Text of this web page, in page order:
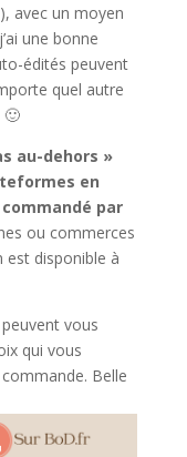
avec un moyen
une bonne
édités peuvent
quel autre
🙂
au-dehors »
en
par
ou commerces
disponible à
vous
qui vous
Belle